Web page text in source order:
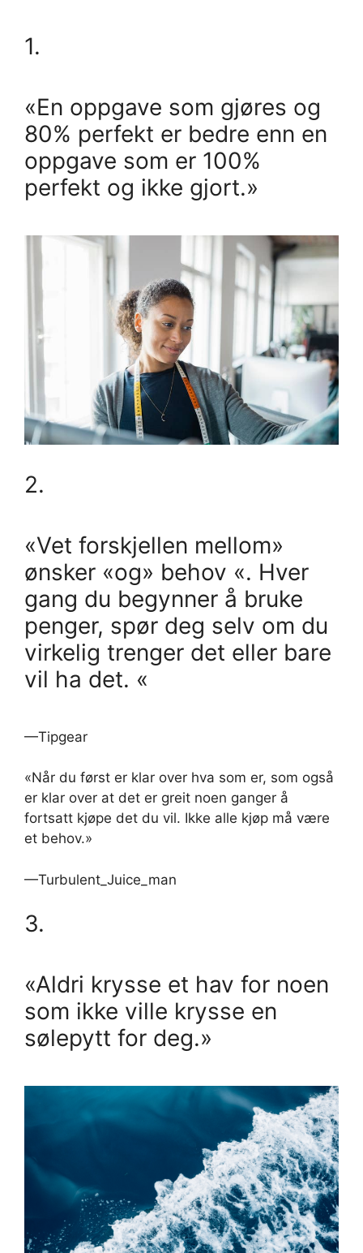
1.
«En oppgave som gjøres og
80% perfekt er bedre enn en
oppgave som er 100%
perfekt og ikke gjort.»
2.
«Vet forskjellen mellom»
ønsker «og» behov «. Hver
gang du begynner å bruke
penger, spør deg selv om du
virkelig trenger det eller bare
vil ha det. «
—Tipgear
«Når du først er klar over hva som er, som også
er klar over at det er greit noen ganger å
fortsatt kjøpe det du vil. Ikke alle kjøp må være
et behov.»
—Turbulent_Juice_man
3.
«Aldri krysse et hav for noen
som ikke ville krysse en
sølepytt for deg.»